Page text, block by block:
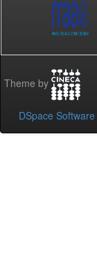
Theme by
DSpace Software